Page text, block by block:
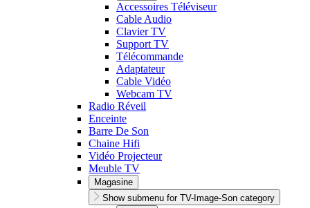
Accessoires Téléviseur
Cable Audio
Clavier TV
Support TV
Télécommande
Adaptateur
Cable Vidéo
Webcam TV
Radio Réveil
Enceinte
Barre De Son
Chaine Hifi
Vidéo Projecteur
Meuble TV
Magasine
Show submenu for TV-Image-Son category